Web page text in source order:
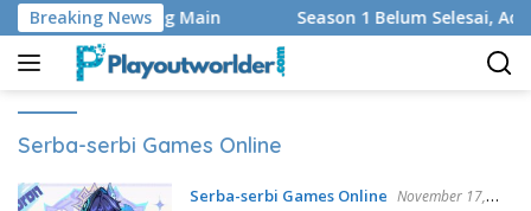
Langsung
ke
konten
Breaking News
Regu yang Main Season 1 Belum Selesai,
Serba-serbi Games Online
Serba-serbi Games Online November 17,